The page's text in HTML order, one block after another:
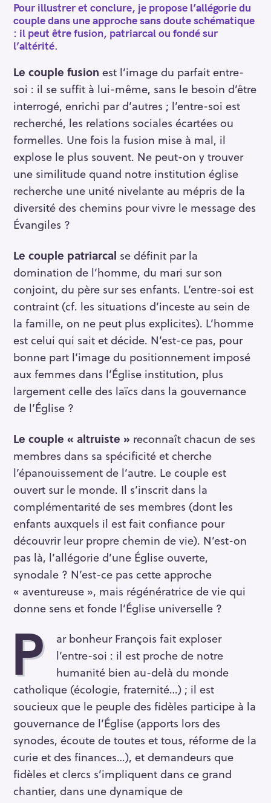
Pour illustrer et conclure, je propose l’allégorie du
couple dans une approche sans doute schématique
: il peut être fusion, patriarcal ou fondé sur
l’altérité.
Le couple fusion est l’image du parfait entre-
soi : il se suffit à lui-même, sans le besoin d’être
interrogé, enrichi par d’autres ; l’entre-soi est
recherché, les relations sociales écartées ou
formelles. Une fois la fusion mise à mal, il
explose le plus souvent. Ne peut-on y trouver
une similitude quand notre institution église
recherche une unité nivelante au mépris de la
diversité des chemins pour vivre le message des
Évangiles ?
Le couple patriarcal se définit par la
domination de l’homme, du mari sur son
conjoint, du père sur ses enfants. L’entre-soi est
contraint (cf. les situations d’inceste au sein de
la famille, on ne peut plus explicites). L’homme
est celui qui sait et décide. N’est-ce pas, pour
bonne part l’image du positionnement imposé
aux femmes dans l’Église institution, plus
largement celle des laïcs dans la gouvernance
de l’Église ?
Le couple « altruiste » reconnaît chacun de ses
membres dans sa spécificité et cherche
l’épanouissement de l’autre. Le couple est
ouvert sur le monde. Il s’inscrit dans la
complémentarité de ses membres (dont les
enfants auxquels il est fait confiance pour
découvrir leur propre chemin de vie). N’est-on
pas là, l’allégorie d’une Église ouverte,
synodale ? N’est-ce pas cette approche
« aventureuse », mais régénératrice de vie qui
donne sens et fonde l’Église universelle ?
P
ar bonheur François fait exploser
l’entre-soi : il est proche de notre
humanité bien au-delà du monde
catholique (écologie, fraternité…) ; il est
soucieux que le peuple des fidèles participe à la
gouvernance de l’Église (apports lors des
synodes, écoute de toutes et tous, réforme de la
curie et des finances…), et demandeurs que
fidèles et clercs s’impliquent dans ce grand
chantier, dans une dynamique de